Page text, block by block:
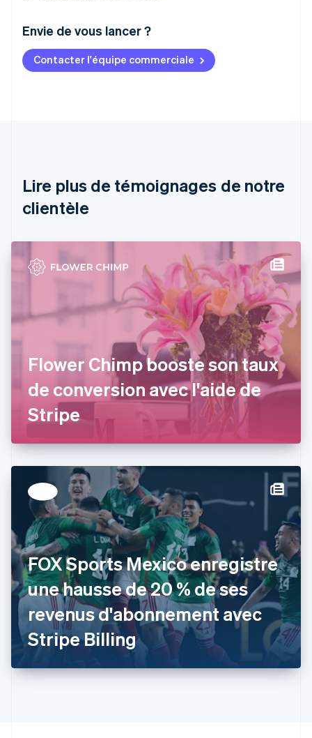
Envie de vous lancer ?
Contacter l'équipe commerciale
Lire plus de témoignages de notre
clientèle
Flower Chimp booste son taux
de conversion avec l'aide de
Stripe
FOX Sports Mexico enregistre
une hausse de 20 % de ses
revenus d'abonnement avec
Stripe Billing
Allemagne
Brésil
PortuguêsEnglish
Bulgarie
Chine continentale
简体中文
Croatie
Danemark
English
Émirats arabes unis
English
Espagne
EspañolEnglish
English
États-Unis
EnglishEspañol 简体中文
Finlande
EnglishSvenska
France
FrançaisEnglish
Gibraltar
English
Grèce
English
Hongrie
English
Inde
English
English